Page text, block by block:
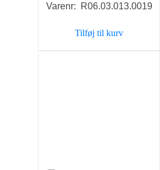
Varenr: R06.03.013.0019
Tilføj til kurv